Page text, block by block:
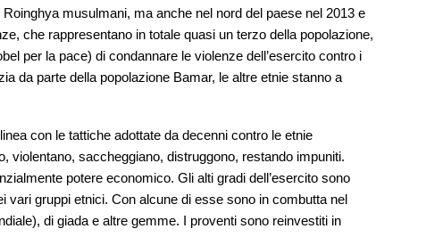
musulmani, ma anche nel nord del paese nel 2013 e
che rappresentano in totale quasi un terzo della popolazione,
per la pace) di condannare le violenze dell’esercito contro i
da parte della popolazione Bamar, le altre etnie stanno a
con le tattiche adottate da decenni contro le etnie
violentano, saccheggiano, distruggono, restando impuniti.
potere economico. Gli alti gradi dell’esercito sono
vari gruppi etnici. Con alcune di esse sono in combutta nel
di giada e altre gemme. I proventi sono reinvestiti in